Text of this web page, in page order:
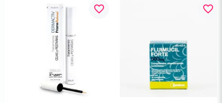
favorite_border favorite_border